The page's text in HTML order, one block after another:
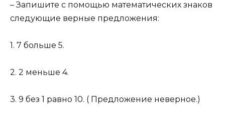
– Запишите с помощью математических знаков
следующие верные предложения:
1. 7 больше 5.
2. 2 меньше 4.
3. 9 без 1 равно 10. ( Предложение неверное.)